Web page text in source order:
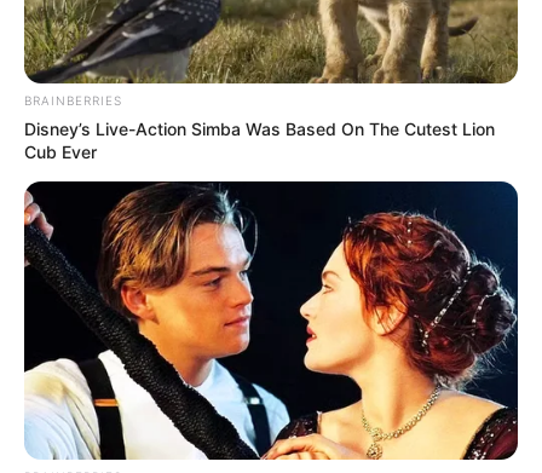
CSALÁD NYILATKOZATA:
A szlovák miniszterelnök, Robert Fico elleni
merénylet után a családja nyilatkozott a
médiának. Fico felesége és gyermekei mély
megdöbbenéssel és aggodalommal reagáltak az
eseményekre. A család hálás a gyors orvosi
beavatkozásért és mindazok támogatásáért,
akik mellettük álltak ebben a nehéz időszakban.
Fico állapota stabil, de hosszú felépülés vár rá.
Felesége hangsúlyozta, hogy a család most a
miniszterelnök teljes felépülésére koncentrál, és
köszönetet mondott mindenkinek a
BRAINBERRIES
Disney’s Live-Action Simba Was Based On The Cutest Lion
Cub Ever